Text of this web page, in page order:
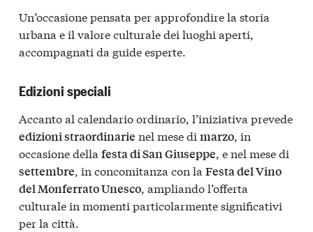
Un’occasione pensata per approfondire la storia
urbana e il valore culturale dei luoghi aperti,
accompagnati da guide esperte.
Edizioni speciali
Accanto al calendario ordinario, l’iniziativa prevede
edizioni straordinarie nel mese di marzo, in
occasione della festa di San Giuseppe, e nel mese di
settembre, in concomitanza con la Festa del Vino
del Monferrato Unesco, ampliando l’offerta
culturale in momenti particolarmente significativi
per la città.